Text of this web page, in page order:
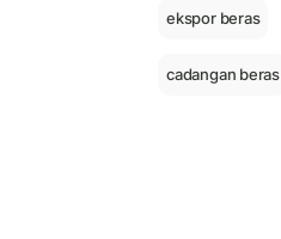
ekspor beras
cadangan beras